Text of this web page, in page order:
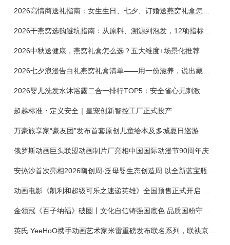
2026干燕窝选购避坑指南：从原料、溯源到泡发，12项指标判断靠谱燕窝
2026中秋送健康，燕窝礼盒怎么选？五大维度+场景化推荐
2026七夕浪漫告白礼燕窝礼盒清单——用一份滋养，说出藏在心底的爱
2026婴儿洗发水沐浴露二合一排行TOP5：安全省心无刺激
超越标准・定义安全｜皇宠创新智控工厂正式投产
万豪旅享家“豪友团”发布首套原创儿童绘本及多城夏日巡游
俄罗斯动画巨头联盟动画制片厂亮相中国国际动漫节90周年庆开启中国之旅新篇章
金领冠《百子纳福》破圈丨文化自信铸强国底色 品质国粉守护新生
英氏 YeeHoO携手动画艺术家米雷重磅发布联名系列，联袂京东深化全渠道战略